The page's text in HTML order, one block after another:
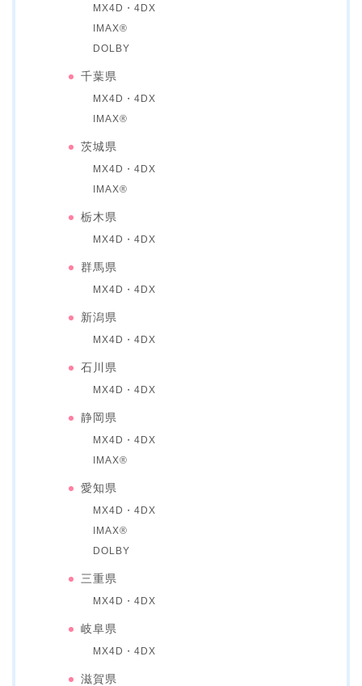
MX4D・4DX
IMAX®
DOLBY
千葉県
MX4D・4DX
IMAX®
茨城県
MX4D・4DX
IMAX®
栃木県
MX4D・4DX
群馬県
MX4D・4DX
新潟県
MX4D・4DX
石川県
MX4D・4DX
静岡県
MX4D・4DX
IMAX®
愛知県
MX4D・4DX
IMAX®
DOLBY
三重県
MX4D・4DX
岐阜県
MX4D・4DX
滋賀県